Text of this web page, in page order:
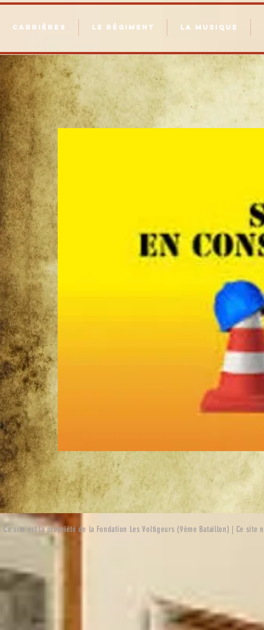
CARRIÈRES LE RÉGIMENT LA MUSIQUE
Ce site est la propriété de la Fondation Les Voltigeurs (9ème Bataillon) | Ce